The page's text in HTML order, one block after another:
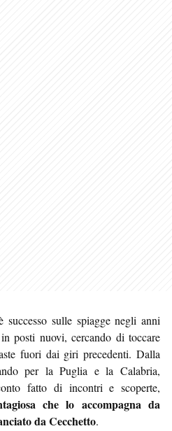
successo sulle spiagge negli anni
posti nuovi, cercando di toccare
fuori dai giri precedenti. Dalla
per la Puglia e la Calabria,
fatto di incontri e scoperte,
che lo accompagna da
da Cecchetto.